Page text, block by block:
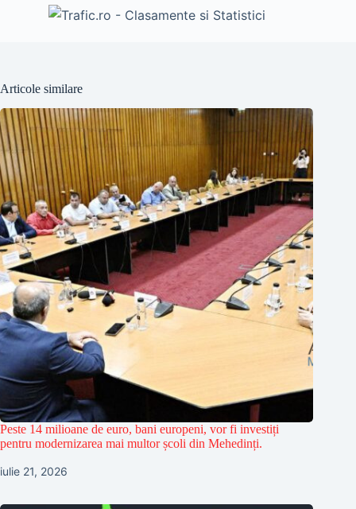
Articole similare
Peste 14 milioane de euro, bani europeni, vor fi investiți
pentru modernizarea mai multor școli din Mehedinți.
iulie 21, 2026